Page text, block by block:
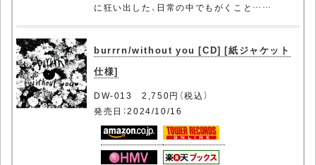
に狂い出した、日常の中でもがくこと……
burrrn/without you [CD] [紙ジャケット
仕様]
DW-013 2,750円（税込）
発売日：2024/10/16